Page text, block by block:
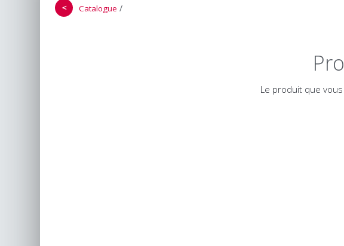
＜ Catalogue /
Le produit que